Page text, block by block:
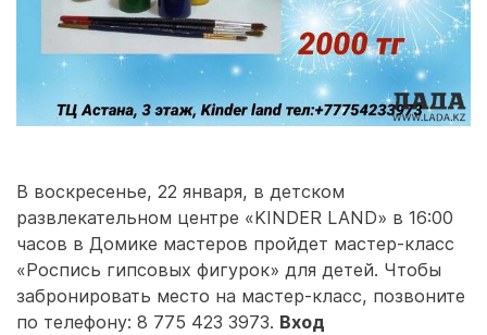
В воскресенье, 22 января, в детском
развлекательном центре «KINDER LAND» в 16:00
часов в Домике мастеров пройдет мастер-класс
«Роспись гипсовых фигурок» для детей. Чтобы
забронировать место на мастер-класс, позвоните
по телефону: 8 775 423 3973. Вход